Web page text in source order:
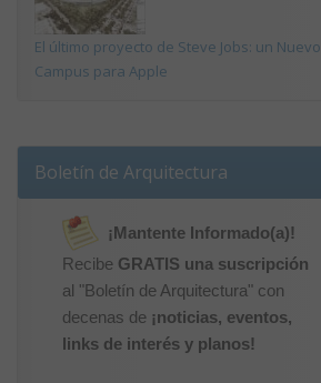
El último proyecto de Steve Jobs: un Nuevo
Campus para Apple
Boletín de Arquitectura
¡Mantente Informado(a)!
Recibe GRATIS una suscripción
al "Boletín de Arquitectura" con
decenas de ¡noticias, eventos,
links de interés y planos!